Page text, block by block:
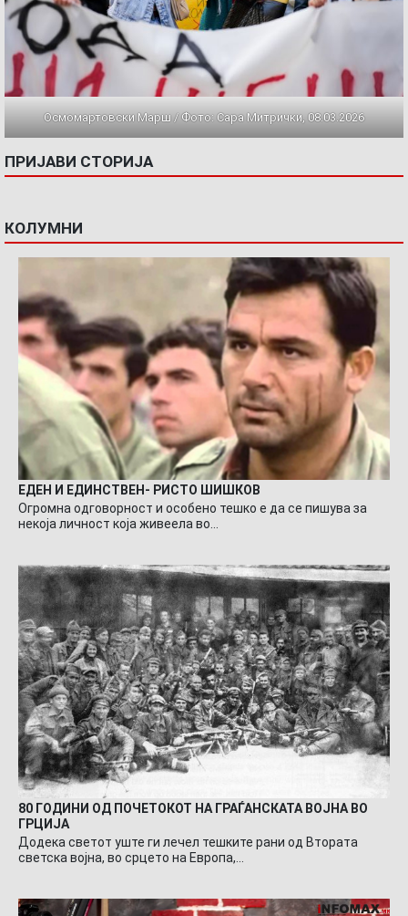
Осмомартовски Марш / Фото: Сара Митрички, 08.03.2026
ПРИЈАВИ СТОРИЈА
КОЛУМНИ
ЕДЕН И ЕДИНСТВЕН- РИСТО ШИШКОВ
Огромна одговорност и особено тешко е да се пишува за
некоја личност која живеела во…
80 ГОДИНИ ОД ПОЧЕТОКОТ НА ГРАЃАНСКАТА ВОЈНА ВО
ГРЦИЈА
Додека светот уште ги лечел тешките рани од Втората
светска војна, во срцето на Европа,…